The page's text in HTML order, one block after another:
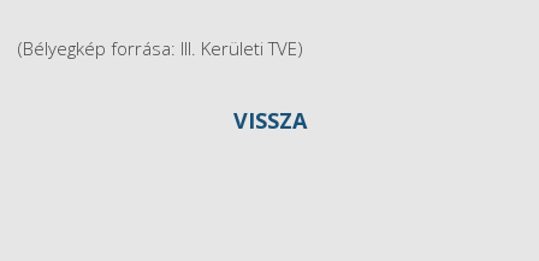
(Bélyegkép forrása: III. Kerületi TVE)
VISSZA